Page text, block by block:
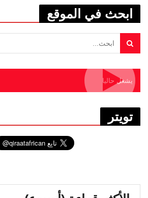
ابحث في الموقع
يشغل حاليا
تويتر